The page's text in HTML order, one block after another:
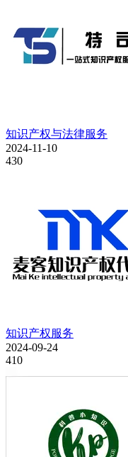
知识产权与法律服务
2024-11-10
430
知识产权服务
2024-09-24
410